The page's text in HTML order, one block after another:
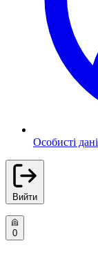
Особисті дані
Вийти
0